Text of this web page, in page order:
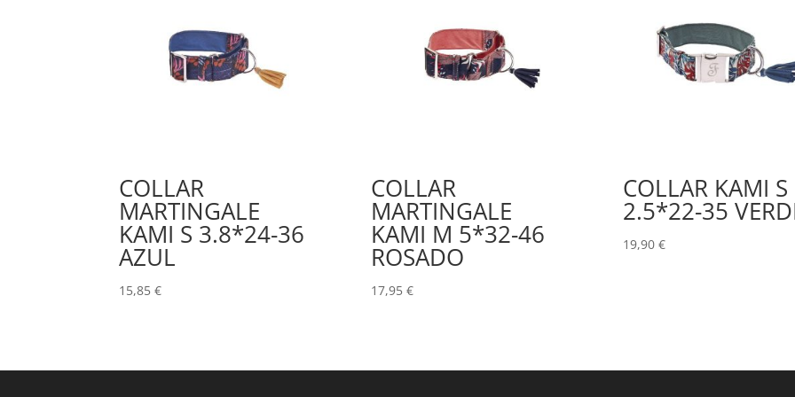
COLLAR
MARTINGALE
KAMI S 3.8*24-36
AZUL
15,85€
COLLAR
MARTINGALE
KAMI M 5*32-46
ROSADO
17,95 €
COLLAR KAMI S
2.5*22-35
19,90 €